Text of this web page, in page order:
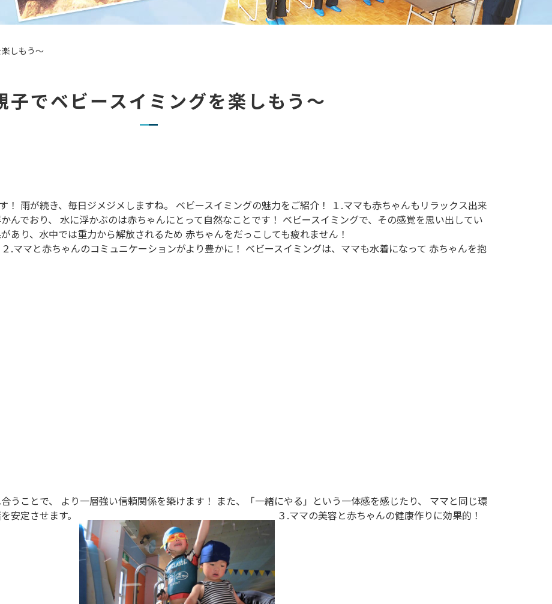
しもう～
子でベビースイミングを楽しもう～
！ 雨が続き、毎日ジメジメしますね。 ベビースイミングの魅力をご紹介！ １.ママも赤ちゃんもリラックス出来
んでおり、 水に浮かぶのは赤ちゃんにとって自然なことです！ ベビースイミングで、その感覚を思い出してい
あり、水中では重力から解放されるため 赤ちゃんをだっこしても疲れません！
２.ママと赤ちゃんのコミュニケーションがより豊かに！ ベビースイミングは、ママも水着になって 赤ちゃんを抱
うことで、 より一層強い信頼関係を築けます！ また、「一緒にやる」という一体感を感じたり、 ママと同じ環
安定させます。
３.ママの美容と赤ちゃんの健康作りに効果的！